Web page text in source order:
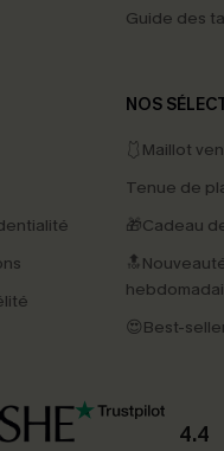
Guide des
NOS
🩱Maillot
Tenue de
🎁Cadeau
😍Best-
4.4
DE -
dès 2 Achetés par E-
adresse e-mail, vous acceptez de
du contenu généré par l'IA) de
connaissance de nos
données collectées sur notre site
de vous intéresser,
pouvez vous désabonner à tout